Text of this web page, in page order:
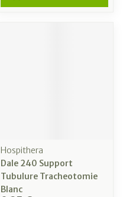
Hospithera
Dale 240 Support
Tubulure Tracheotomie
Blanc